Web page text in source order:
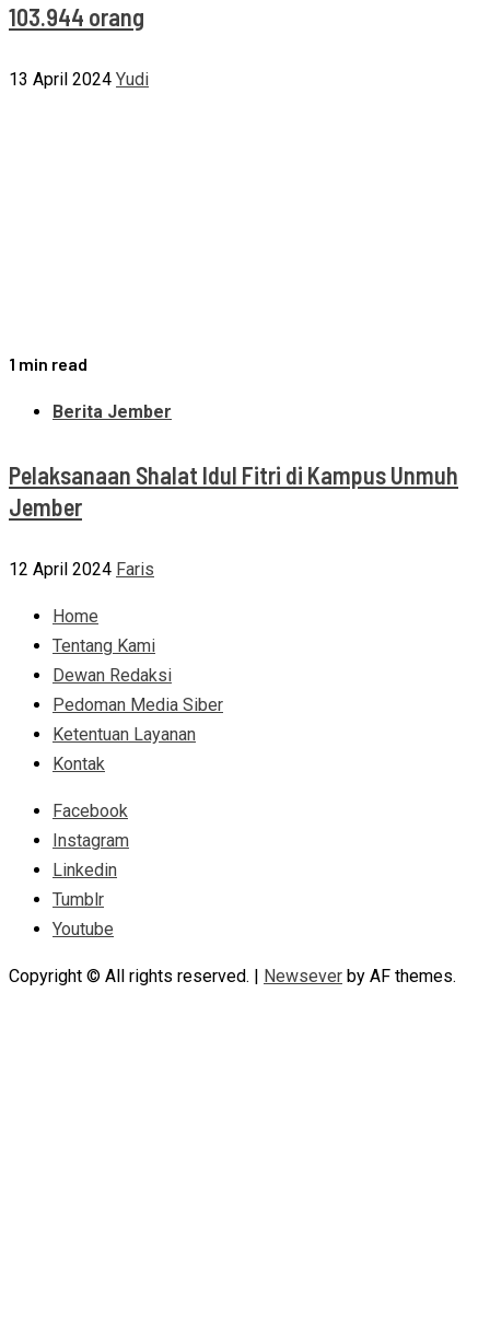
103.944 orang
13 April 2024 Yudi
1 min read
Berita Jember
Pelaksanaan Shalat Idul Fitri di Kampus Unmuh
Jember
12 April 2024 Faris
Home
Tentang Kami
Dewan Redaksi
Pedoman Media Siber
Ketentuan Layanan
Kontak
Facebook
Instagram
Linkedin
Tumblr
Youtube
Copyright © All rights reserved. | Newsever by AF themes.